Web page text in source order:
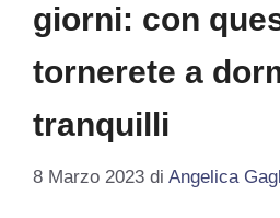
giorni: con
tornerete a
tranquilli
8 Marzo 2023 di Angelica